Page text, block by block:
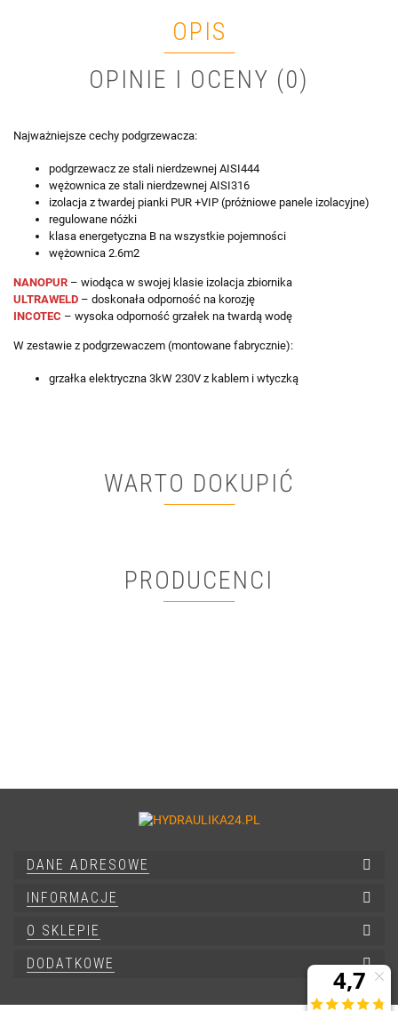
OPIS
OPINIE I OCENY (0)
Najważniejsze cechy podgrzewacza:
podgrzewacz ze stali nierdzewnej AISI444
wężownica ze stali nierdzewnej AISI316
izolacja z twardej pianki PUR +VIP (próżniowe panele izolacyjne)
regulowane nóżki
klasa energetyczna B na wszystkie pojemności
wężownica 2.6m2
NANOPUR – wiodąca w swojej klasie izolacja zbiornika
ULTRAWELD – doskonała odporność na korozję
INCOTEC – wysoka odporność grzałek na twardą wodę
W zestawie z podgrzewaczem (montowane fabrycznie):
grzałka elektryczna 3kW 230V z kablem i wtyczką
WARTO DOKUPIĆ
PRODUCENCI
DANE ADRESOWE
INFORMACJE
O SKLEPIE
DODATKOWE